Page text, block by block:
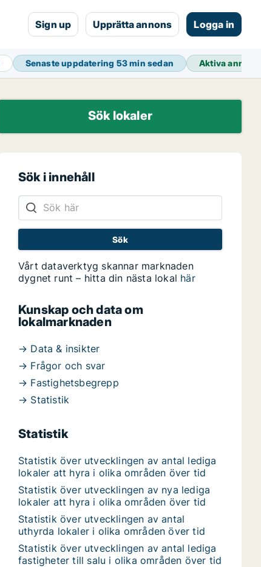
Sign up Upprätta annons Logga in
Senaste uppdatering 53 min sedan Aktiva
Sök lokaler
Sök i innehåll
Vårt dataverktyg skannar marknaden
dygnet runt – hitta din nästa lokal här
Kunskap och data om
lokalmarknaden
→ Data & insikter
→ Frågor och svar
→ Fastighetsbegrepp
→ Statistik
Statistik
Statistik över utvecklingen av antal lediga
lokaler att hyra i olika områden över tid
Statistik över utvecklingen av nya lediga
lokaler att hyra i olika områden över tid
Statistik över utvecklingen av antal
uthyrda lokaler i olika områden över tid
Statistik över utvecklingen av antal lediga
fastigheter till salu i olika områden över tid